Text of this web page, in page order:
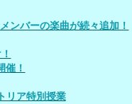
バーの楽曲が続々追加！
催！
リア特別授業